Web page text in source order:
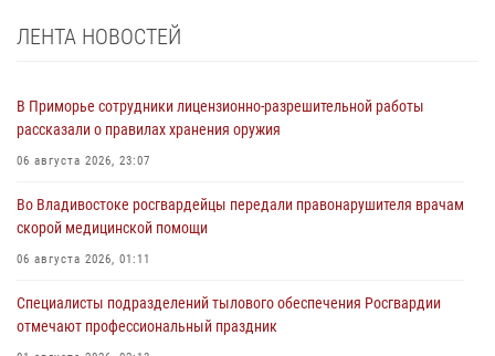
ЛЕНТА НОВОСТЕЙ
В Приморье сотрудники лицензионно-разрешительной работы
рассказали о правилах хранения оружия
06 августа 2026, 23:07
Во Владивостоке росгвардейцы передали правонарушителя врачам
скорой медицинской помощи
06 августа 2026, 01:11
Специалисты подразделений тылового обеспечения Росгвардии
отмечают профессиональный праздник